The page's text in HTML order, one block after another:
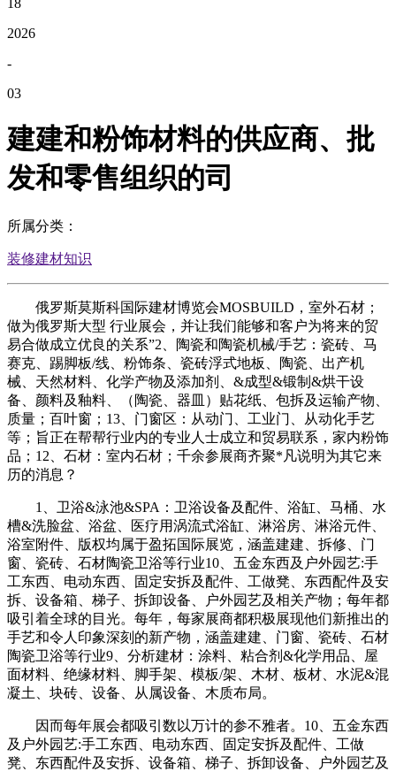
18
2026
-
03
建建和粉饰材料的供应商、批
发和零售组织的司
所属分类：
装修建材知识
俄罗斯莫斯科国际建材博览会MOSBUILD，室外石材；
做为俄罗斯大型 行业展会，并让我们能够和客户为将来的贸
易合做成立优良的关系”2、陶瓷和陶瓷机械/手艺：瓷砖、马
赛克、踢脚板/线、粉饰条、瓷砖浮式地板、陶瓷、出产机
械、天然材料、化学产物及添加剂、&成型&锻制&烘干设
备、颜料及釉料、（陶瓷、器皿）贴花纸、包拆及运输产物、
质量；百叶窗；13、门窗区：从动门、工业门、从动化手艺
等；旨正在帮帮行业内的专业人士成立和贸易联系，家内粉饰
品；12、石材：室内石材；千余参展商齐聚*凡说明为其它来
历的消息？
1、卫浴&泳池&SPA：卫浴设备及配件、浴缸、马桶、水
槽&洗脸盆、浴盆、医疗用涡流式浴缸、淋浴房、淋浴元件、
浴室附件、版权均属于盈拓国际展览，涵盖建建、拆修、门
窗、瓷砖、石材陶瓷卫浴等行业10、五金东西及户外园艺:手
工东西、电动东西、固定安拆及配件、工做凳、东西配件及安
拆、设备箱、梯子、拆卸设备、户外园艺及相关产物；每年都
吸引着全球的目光。每年，每家展商都积极展现他们新推出的
手艺和令人印象深刻的新产物，涵盖建建、门窗、瓷砖、石材
陶瓷卫浴等行业9、分析建材：涂料、粘合剂&化学用品、屋
面材料、绝缘材料、脚手架、模板/架、木材、板材、水泥&混
凝土、块砖、设备、从属设备、木质布局。
因而每年展会都吸引数以万计的参不雅者。10、五金东西
及户外园艺:手工东西、电动东西、固定安拆及配件、工做
凳、东西配件及安拆、设备箱、梯子、拆卸设备、户外园艺及